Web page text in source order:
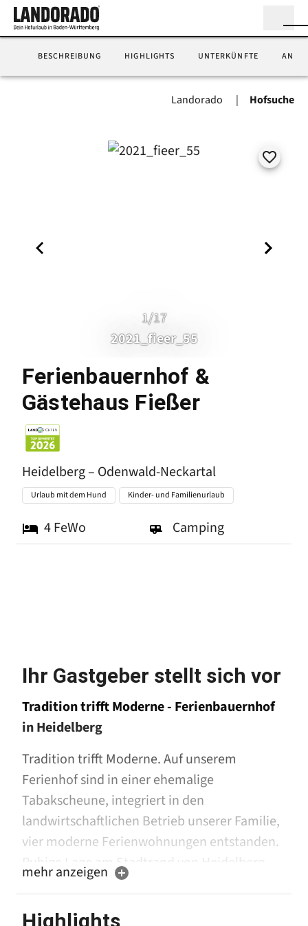
Hofsuche
BESCHREIBUNG HIGHLIGHTS UNTERKÜNFTE
1/17
2021_fieer_55
Ferienbauernhof &
Gästehaus Fießer
Heidelberg – Odenwald-Neckartal
Urlaub mit dem Hund Kinder- und Familienurlaub
4FeWo Camping
Ihr Gastgeber stellt sich vor
Tradition trifft Moderne - Ferienbauernhof
in Heidelberg
Tradition trifft Moderne. Auf unserem
Ferienhof sind in einer ehemalige
Tabakscheune, integriert in den
landwirtschaftlichen Betrieb unserer Familie,
vier moderne Ferienwohnungen entstanden.
Ruhige Lage am Stadtrand von Heidelberg,
nur ca. 10 Gehminuten von der Straßenbahn
mehr anzeigen
Highlights